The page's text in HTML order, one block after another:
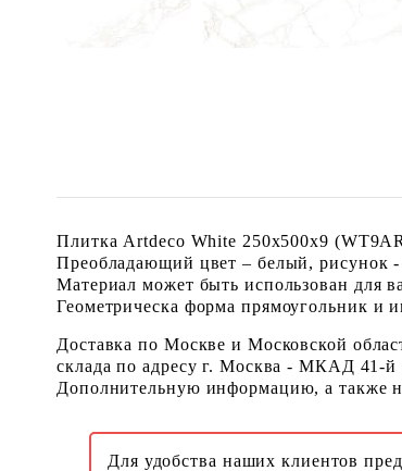
Плитка Artdeco White 250x500x9
Преобладающий цвет – белый, рисунок
Материал может быть использован для
Геометрическа форма прямоугольник и
Доставка по Москве и Московской
склада по адресу г. Москва - МКАД 41-
Дополнительную информацию, а также
Для удобства наших клиентов